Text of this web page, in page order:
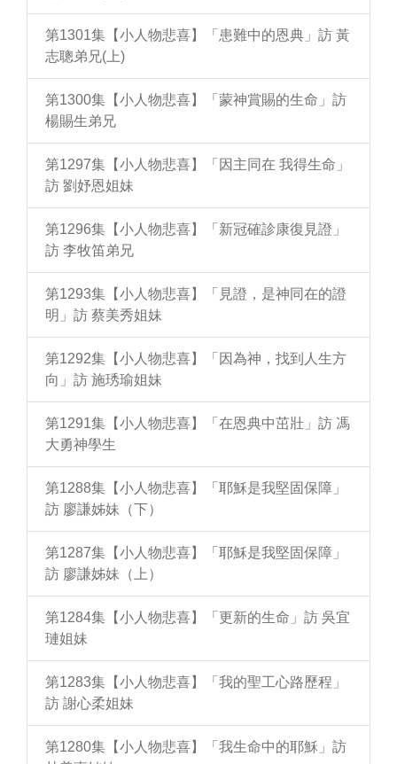
第1301集【小人物悲喜】「患難中的恩典」訪 黃
志聰弟兄(上)
第1300集【小人物悲喜】「蒙神賞賜的生命」訪
楊賜生弟兄
第1297集【小人物悲喜】「因主同在 我得生命」
訪 劉妤恩姐妹
第1296集【小人物悲喜】「新冠確診康復見證」
訪 李牧笛弟兄
第1293集【小人物悲喜】「見證，是神同在的證
明」訪 蔡美秀姐妹
第1292集【小人物悲喜】「因為神，找到人生方
向」訪 施琇瑜姐妹
第1291集【小人物悲喜】「在恩典中茁壯」訪 馮
大勇神學生
第1288集【小人物悲喜】「耶穌是我堅固保障」
訪 廖謙姊妹（下）
第1287集【小人物悲喜】「耶穌是我堅固保障」
訪 廖謙姊妹（上）
第1284集【小人物悲喜】「更新的生命」訪 吳宜
璉姐妹
第1283集【小人物悲喜】「我的聖工心路歷程」
訪 謝心柔姐妹
第1280集【小人物悲喜】「我生命中的耶穌」訪